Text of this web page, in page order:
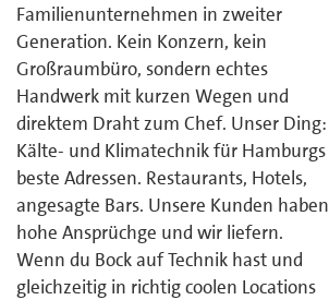
Familienunternehmen in zweiter
Generation. Kein Konzern, kein
Großraumbüro, sondern echtes
Handwerk mit kurzen Wegen und
direktem Draht zum Chef. Unser Ding:
Kälte- und Klimatechnik für Hamburgs
beste Adressen. Restaurants, Hotels,
angesagte Bars. Unsere Kunden haben
hohe Ansprüchge und wir liefern.
Wenn du Bock auf Technik hast und
gleichzeitig in richtig coolen Locations